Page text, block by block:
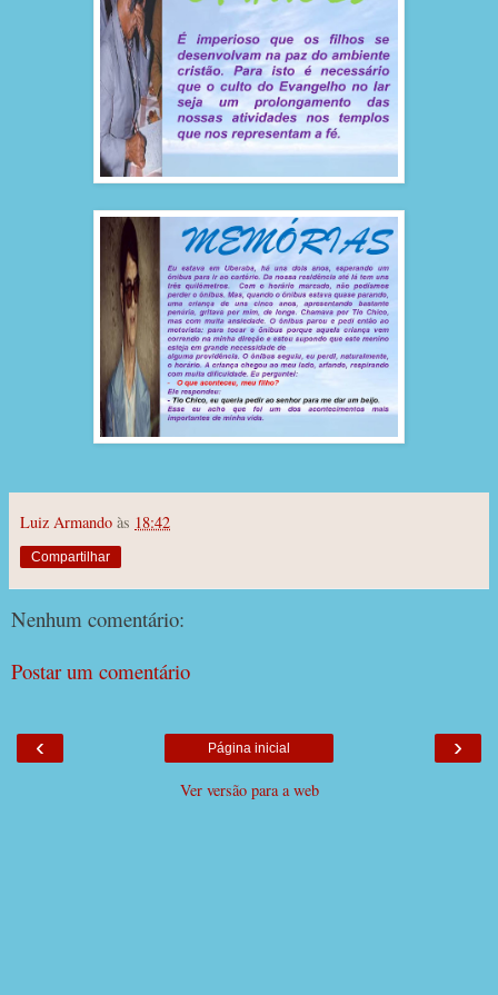
Luiz Armando às 18:42
Compartilhar
Nenhum comentário:
Postar um comentário
‹ ›
Página inicial
Ver versão para a web